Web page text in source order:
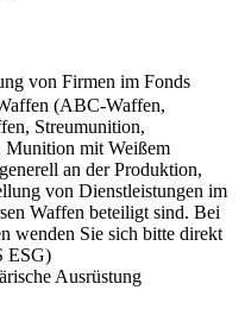
von Firmen im Fonds
(ABC-Waffen,
Streumunition,
Munition mit Weißem
an der Produktion,
von Dienstleistungen im
Waffen beteiligt sind. Bei
wenden Sie sich bitte direkt
ESG)
Ausrüstung